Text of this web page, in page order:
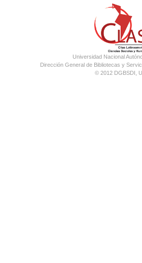
Universidad Nacional
Dirección General de Bibliotecas y
© 2012 DGBSDI,